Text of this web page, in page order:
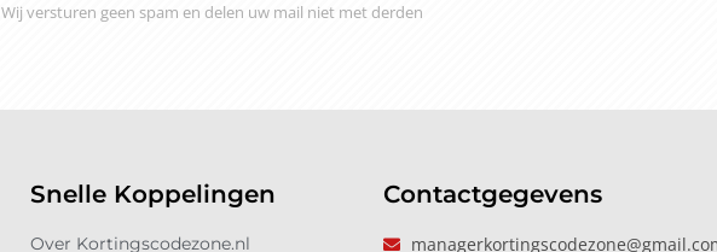
Wij versturen geen spam en delen uw mail niet met derden
Snelle Koppelingen
Over Kortingscodezone.nl
Contactgegevens